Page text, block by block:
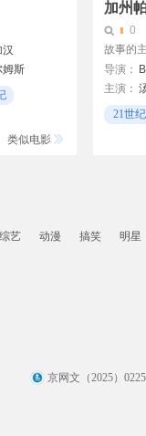
汉
姆斯
类似电影
加州
0
故事的
导演：
主演：
艾伦·阿
21世纪
综艺 动漫 搞笑 明星
京网文（2025）